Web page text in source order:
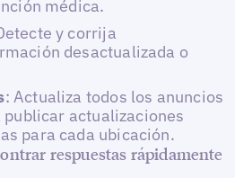
médica.
y corrija
desactualizada o
: Actualiza todos los anuncios
publicar actualizaciones
para cada ubicación.
respuestas rápidamente